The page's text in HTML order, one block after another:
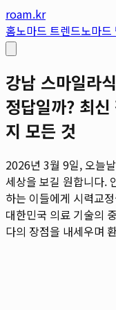
roam.kr
홈노마드 트렌드노마드
강남 스마일라
정답일까? 최
지 모든 것
2026년 3월 9일, 오늘
세상을 보길 원합니다.
하는 이들에게 시력교
대한민국 의료 기술의
다의 장점을 내세우며